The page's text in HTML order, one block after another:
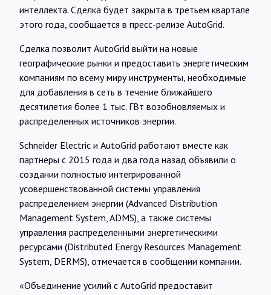
@Infotek_Russia
интеллекта. Сделка будет закрыта в третьем квартале
этого года, сообщается в пресс-релизе AutoGrid.
Сделка позволит AutoGrid выйти на новые
географические рынки и предоставить энергетическим
компаниям по всему миру инструменты, необходимые
для добавления в сеть в течение ближайшего
десятилетия более 1 тыс. ГВт возобновляемых и
распределенных источников энергии.
Schneider Electric и AutoGrid работают вместе как
партнеры с 2015 года и два года назад объявили о
создании полностью интегрированной
усовершенствованной системы управления
распределением энергии (Advanced Distribution
Management System, ADMS), а также системы
управления распределенными энергетическими
ресурсами (Distributed Energy Resources Management
System, DERMS), отмечается в сообщении компании.
«Объединение усилий с AutoGrid предоставит